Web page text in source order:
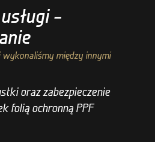
–
między innymi
oraz zabezpieczenie
folią ochronną PPF